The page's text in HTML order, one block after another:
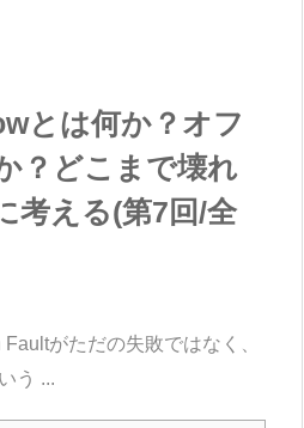
とは何か？オフ
？どこまで壊れ
考える(第7回/全
がただの失敗ではなく、
う ...